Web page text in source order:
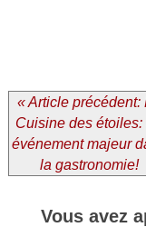
« Article précédent:
Cuisine des étoiles:
événement majeur
la gastronomie!
Vous avez